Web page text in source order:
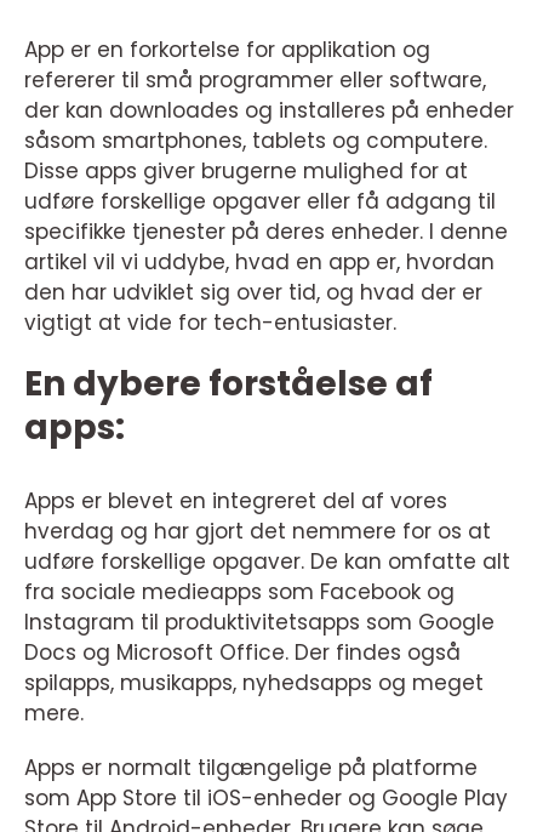
App er en forkortelse for applikation og
refererer til små programmer eller software,
der kan downloades og installeres på enheder
såsom smartphones, tablets og computere.
Disse apps giver brugerne mulighed for at
udføre forskellige opgaver eller få adgang til
specifikke tjenester på deres enheder. I denne
artikel vil vi uddybe, hvad en app er, hvordan
den har udviklet sig over tid, og hvad der er
vigtigt at vide for tech-entusiaster.
En dybere forståelse af
apps:
Apps er blevet en integreret del af vores
hverdag og har gjort det nemmere for os at
udføre forskellige opgaver. De kan omfatte alt
fra sociale medieapps som Facebook og
Instagram til produktivitetsapps som Google
Docs og Microsoft Office. Der findes også
spilapps, musikapps, nyhedsapps og meget
mere.
Apps er normalt tilgængelige på platforme
som App Store til iOS-enheder og Google Play